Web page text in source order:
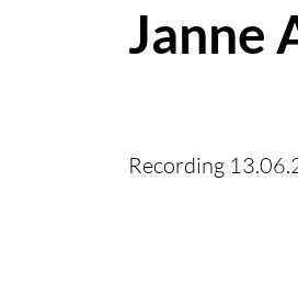
Janne
Recording